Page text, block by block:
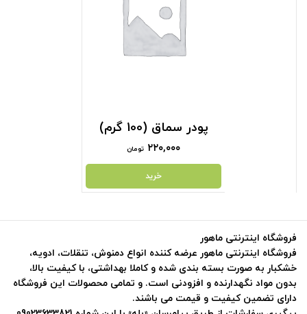
پودر سماق (100 گرم)
۲۲۰,۰۰۰ تومان
خرید
فروشگاه اینترنتی ماهور
فروشگاه اینترنتی ماهور عرضه کننده انواع دمنوش، تنقلات، ادویه،
خشکبار به صورت بسته بندی شده و کاملا بهداشتی، با کیفیت بالا،
بدون مواد نگهدارنده و افزودنی است. و تمامی محصولات این فروشگاه
دارای تضمین کیفیت و قیمت می باشند.